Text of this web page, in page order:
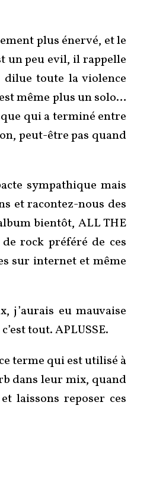
plus énervé, et le
un peu evil, il rappelle
toute la violence
même plus un solo…
qui a terminé entre
peut-être pas quand
sympathique mais
et racontez-nous des
bientôt, ALL THE
rock préféré de ces
sur internet et même
j’aurais eu mauvaise
tout. APLUSSE.
terme qui est utilisé à
dans leur mix, quand
laissons reposer ces